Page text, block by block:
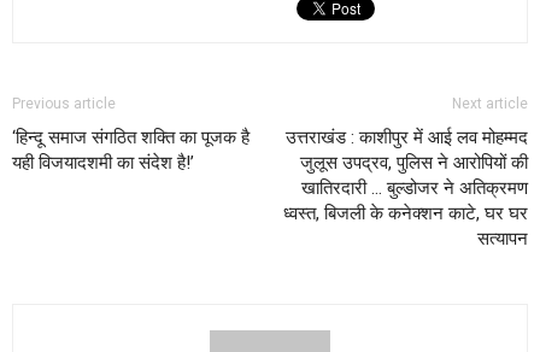
Previous article
‘हिन्दू समाज संगठित शक्ति का पूजक है
यही विजयादशमी का संदेश है!’
Next article
उत्तराखंड : काशीपुर में आई लव मोहम्मद
जुलूस उपद्रव, पुलिस ने आरोपियों की
खातिरदारी … बुल्डोजर ने अतिक्रमण
ध्वस्त, बिजली के कनेक्शन काटे, घर घर
सत्यापन